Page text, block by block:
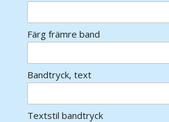
Färg främre band
Bandtryck, text
Textstil bandtryck